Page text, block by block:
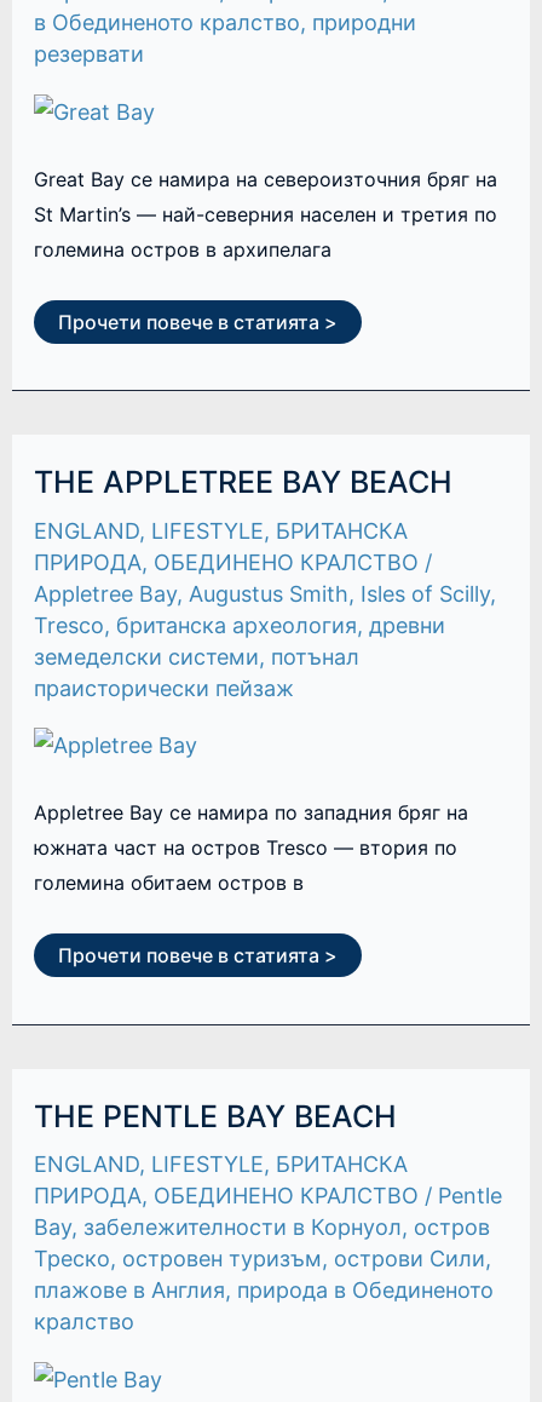
в Обединеното кралство, природни
резервати
Great Bay се намира на североизточния бряг на
St Martin’s — най-северния населен и третия по
големина остров в архипелага
Прочети повече в статията >
THE APPLETREE BAY BEACH
ENGLAND, LIFESTYLE, БРИТАНСКА
ПРИРОДА, ОБЕДИНЕНО КРАЛСТВО /
Appletree Bay, Augustus Smith, Isles of Scilly,
Tresco, британска археология, древни
земеделски системи, потънал
праисторически пейзаж
Appletree Bay се намира по западния бряг на
южната част на остров Tresco — втория по
големина обитаем остров в
THE
APPLETREE
BEACH
Прочети повече в статията >
THE PENTLE BAY BEACH
ENGLAND, LIFESTYLE, БРИТАНСКА
ПРИРОДА, ОБЕДИНЕНО КРАЛСТВО / Pentle
Bay, забележителности в Корнуол, остров
Треско, островен туризъм, острови Сили,
плажове в Англия, природа в Обединеното
кралство
THE
PENTLE
BEACH